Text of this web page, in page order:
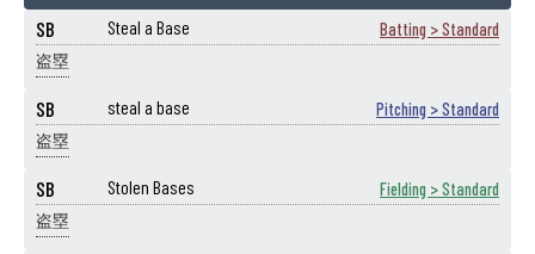
SB Steal a Base Batting > Standard
盗塁
SB steal a base Pitching > Standard
盗塁
SB Stolen Bases Fielding > Standard
盗塁